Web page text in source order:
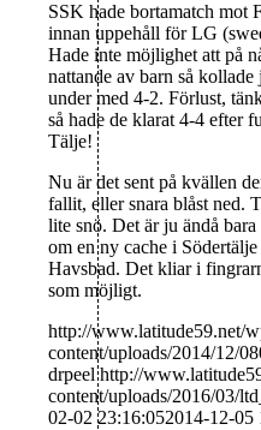
SSK hade bortamatch mot
innan uppehåll för LG
Hade inte möjlighet att på
nattande av barn så
under med 4-2. Förlust,
så hade de klarat 4-4 efter
Tälje!
Nu är det sent på kvällen
fallit, eller snara blåst ned.
lite snö. Det är ju ändå
om en ny cache i
Havsbad. Det kliar i
som möjligt.
http://www.latitude59.net/
content/uploads/2014/12/
drpeel http://
content/uploads/2016/03/
02-02 23:16:052014-12-05